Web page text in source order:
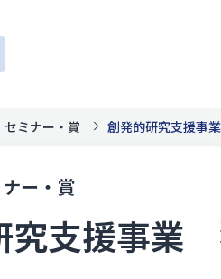
セミナー・賞 創発的研究支援事
ー・賞
究支援事業